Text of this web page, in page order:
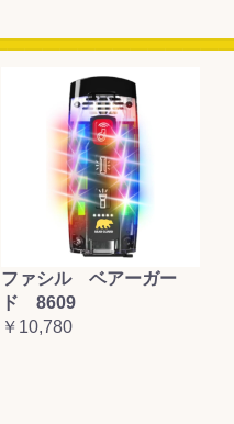
ファシル ベアーガー
ド 8609
￥10,780